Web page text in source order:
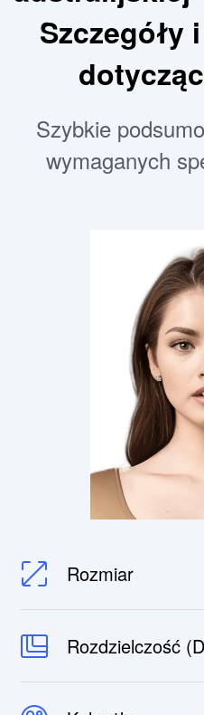
Szczegóły
Szybkie
wymaganych
Rozmiar
Rozdzielczość